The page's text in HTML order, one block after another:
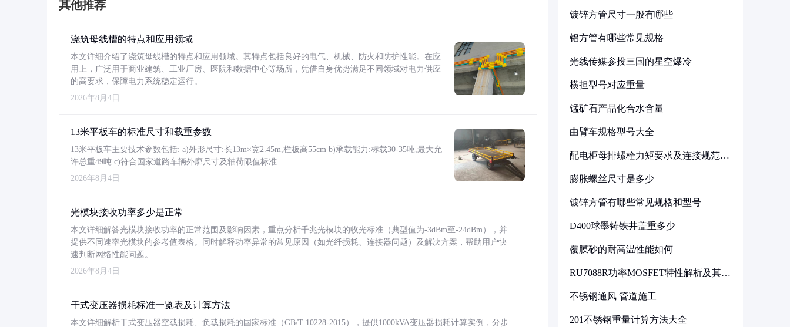
其他推荐
浇筑母线槽的特点和应用领域
本文详细介绍了浇筑母线槽的特点和应用领域。其特点包括良好的电气、机械、防火和防护性能。在应
用上，广泛用于商业建筑、工业厂房、医院和数据中心等场所，凭借自身优势满足不同领域对电力供应
的高要求，保障电力系统稳定运行。
2026年8月4日
13米平板车的标准尺寸和载重参数
13米平板车主要技术参数包括: a)外形尺寸:长13m×宽2.45m,栏板高55cm b)承载能力:标载30-35吨,最大允
许总重49吨 c)符合国家道路车辆外廓尺寸及轴荷限值标准
2026年8月4日
光模块接收功率多少是正常
本文详细解答光模块接收功率的正常范围及影响因素，重点分析千兆光模块的收光标准（典型值为-3dBm至-24dBm），并
提供不同速率光模块的参考值表格。同时解释功率异常的常见原因（如光纤损耗、连接器问题）及解决方案，帮助用户快
速判断网络性能问题。
2026年8月4日
干式变压器损耗标准一览表及计算方法
本文详细解析干式变压器空载损耗、负载损耗的国家标准（GB/T 10228-2015），提供1000kVA变压器损耗计算实例，分步
镀锌方管尺寸一般有哪些
铝方管有哪些常见规格
光线传媒参投三国的星空爆冷
横担型号对应重量
锰矿石产品化合水含量
曲臂车规格型号大全
配电柜母排螺栓力矩要求及连接规范详
膨胀螺丝尺寸是多少
镀锌方管有哪些常见规格和型号
D400球墨铸铁井盖重多少
覆膜砂的耐高温性能如何
RU7088R功率MOSFET特性解析及其在
不锈钢通风 管道施工
201不锈钢重量计算方法大全